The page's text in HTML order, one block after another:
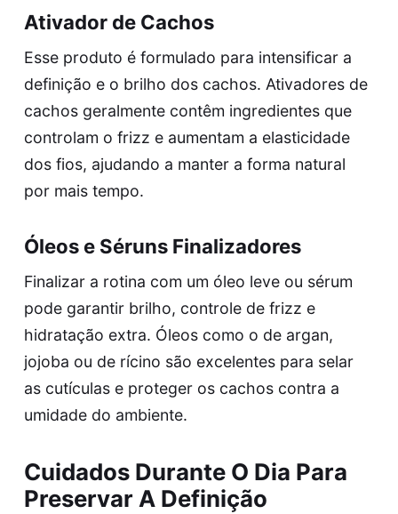
Ativador de Cachos
Esse produto é formulado para intensificar a
definição e o brilho dos cachos. Ativadores de
cachos geralmente contêm ingredientes que
controlam o frizz e aumentam a elasticidade
dos fios, ajudando a manter a forma natural
por mais tempo.
Óleos e Séruns Finalizadores
Finalizar a rotina com um óleo leve ou sérum
pode garantir brilho, controle de frizz e
hidratação extra. Óleos como o de argan,
jojoba ou de rícino são excelentes para selar
as cutículas e proteger os cachos contra a
umidade do ambiente.
Cuidados Durante O Dia Para
Preservar A Definição